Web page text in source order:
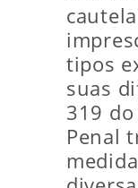
tipos
suas
319 do
Penal